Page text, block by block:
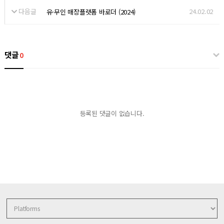
다음글 유·무인 매장플랫폼 바로더 (2024) 24.02.02
댓글0
등록된 댓글이 없습니다.